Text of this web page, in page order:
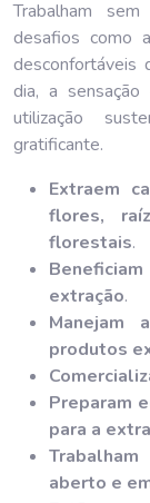
Trabalham
desafios como
desconfortáveis
dia, a
utilização
gratificante.
Extraem
flores,
florestais.
extração.
produtos
Preparam
para a
aberto e